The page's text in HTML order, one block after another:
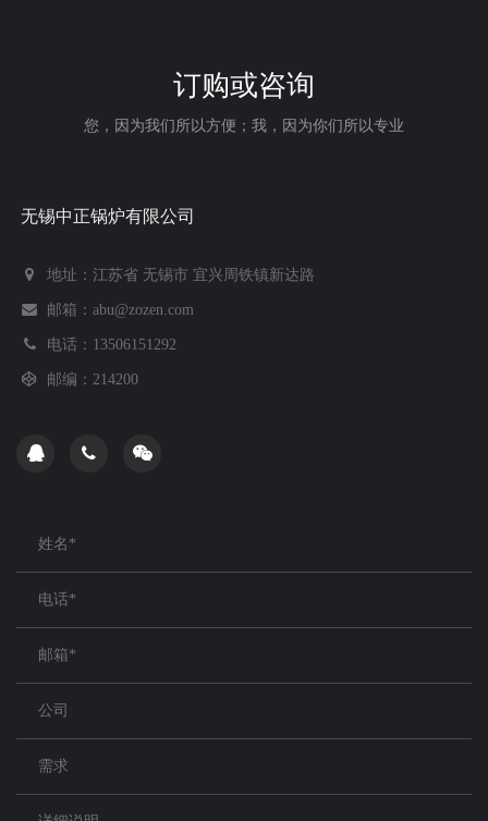
订购或咨询
您，因为我们所以方便；我，因为你们所以专业
无锡中正锅炉有限公司
地址：江苏省 无锡市 宜兴周铁镇新达路
邮箱：abu@zozen.com
电话：13506151292
邮编：214200